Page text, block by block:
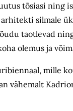
tõsiasi ning
arhitekti silmale
taotlevad
olemus ja
mille
vähemalt